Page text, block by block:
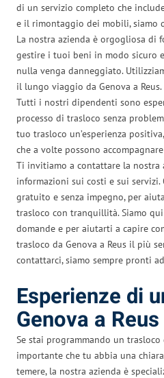
di un servizio completo che
e il rimontaggio dei mobili, siamo
La nostra azienda è orgogliosa di
gestire i tuoi beni in modo sicuro
nulla venga danneggiato.
il lungo viaggio da Genova a Reus.
Tutti i nostri dipendenti sono
processo di trasloco senza
tuo trasloco un’esperienza
che a volte possono
Ti invitiamo a contattare la nostra
informazioni sui costi e sui
gratuito e senza impegno, per
trasloco con tranquillità. Siamo
domande e per aiutarti a capire
trasloco da Genova a Reus il più
contattarci, siamo sempre pronti
Esperienze di
Genova a Reus
Se stai programmando un trasloco
importante che tu abbia una
temere, la nostra azienda è